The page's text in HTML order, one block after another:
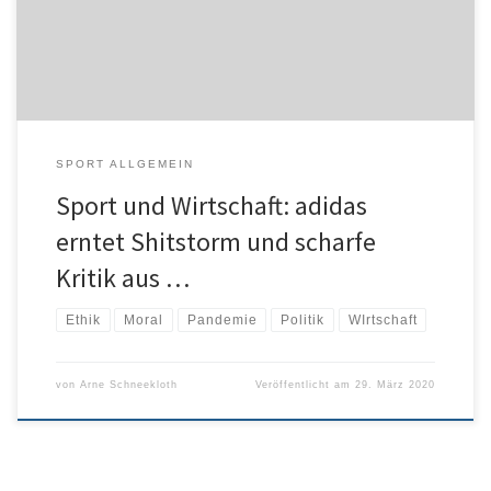
SPORT ALLGEMEIN
Sport und Wirtschaft: adidas
erntet Shitstorm und scharfe
Kritik aus …
Ethik Moral Pandemie Politik WIrtschaft
von Arne Schneekloth Veröffentlicht am 29. März 2020